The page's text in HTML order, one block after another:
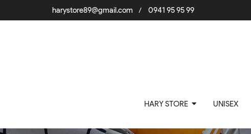
harystore89@gmail.com / 0941 95 95 99
HARY STORE UNISEX